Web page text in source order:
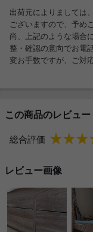
出荷元によりましては
ございますので、予め
尚、上記のような場合
整・確認の意向でお電
変お手数ですが、ご対
この商品のレビュー
総合評価
レビュー画像